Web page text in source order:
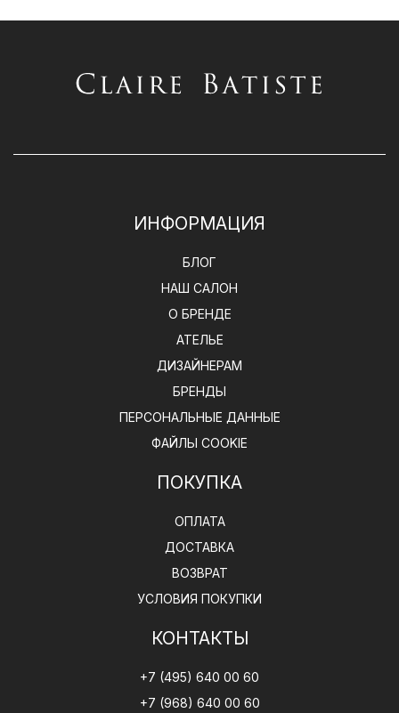
ИНФОРМАЦИЯ
БЛОГ
НАШ САЛОН
О БРЕНДЕ
АТЕЛЬЕ
ДИЗАЙНЕРАМ
БРЕНДЫ
ПЕРСОНАЛЬНЫЕ ДАННЫЕ
ФАЙЛЫ COOKIE
ПОКУПКА
ОПЛАТА
ДОСТАВКА
ВОЗВРАТ
УСЛОВИЯ ПОКУПКИ
КОНТАКТЫ
+7 (495) 640 00 60
+7 (968) 640 00 60